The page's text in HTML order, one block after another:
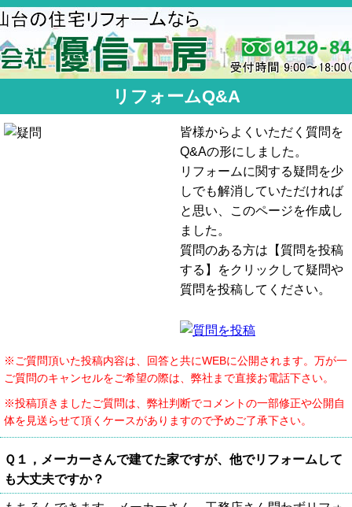
リフォームQ&A
皆様からよくいただく質問を
Q&Aの形にしました。
リフォームに関する疑問を少
しでも解消していただければ
と思い、このページを作成し
ました。
質問のある方は【質問を投稿
する】をクリックして疑問や
質問を投稿してください。
※ご質問頂いた投稿内容は、回答と共にWEBに公開されます。万が一
ご質問のキャンセルをご希望の際は、弊社まで直接お電話下さい。
※投稿頂きましたご質問は、弊社判断でコメントの一部修正や公開自
体を見送らせて頂くケースがありますので予めご了承下さい。
Ｑ１，メーカーさんで建てた家ですが、他でリフォームして
も大丈夫ですか？